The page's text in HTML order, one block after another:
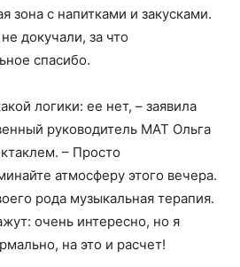
зона с напитками и закусками.
докучали, за что
спасибо.
логики: ее нет, – заявила
руководитель МАТ Ольга
– Просто
атмосферу этого вечера.
рода музыкальная терапия.
очень интересно, но я
на это и расчет!